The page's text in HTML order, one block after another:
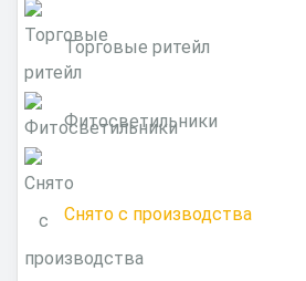
Торговые ритейл
Фитосветильники
Снято с производства